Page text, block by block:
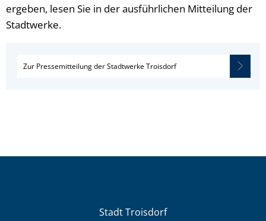
ergeben, lesen Sie in der ausführlichen Mitteilung der
Stadtwerke.
Zur Pressemitteilung der Stadtwerke Troisdorf
Stadt Troisdorf